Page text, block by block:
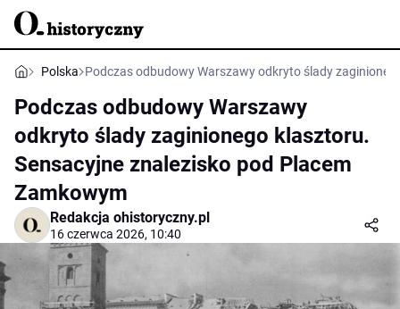
Polska Podczas odbudowy Warszawy odkryto ślady
Podczas odbudowy Warszawy
odkryto ślady zaginionego klasztoru.
Sensacyjne znalezisko pod Placem
Zamkowym
Redakcja ohistoryczny.pl
16 czerwca 2026, 10:40